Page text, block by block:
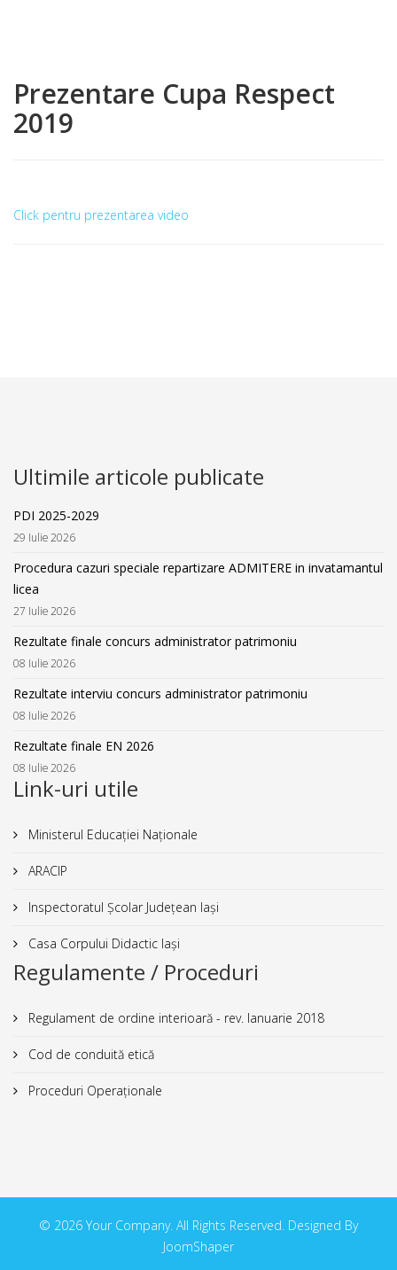
Prezentare Cupa Respect
2019
Click pentru prezentarea video
Ultimile articole publicate
PDI 2025-2029
29 Iulie 2026
Procedura cazuri speciale repartizare ADMITERE in invatamantul
licea
27 Iulie 2026
Rezultate finale concurs administrator patrimoniu
08 Iulie 2026
Rezultate interviu concurs administrator patrimoniu
08 Iulie 2026
Rezultate finale EN 2026
08 Iulie 2026
Link-uri utile
Ministerul Educației Naționale
ARACIP
Inspectoratul Școlar Județean Iași
Casa Corpului Didactic Iași
Regulamente / Proceduri
Regulament de ordine interioară - rev. Ianuarie 2018
Cod de conduită etică
Proceduri Operaționale
© 2026 Your Company. All Rights Reserved. Designed By
JoomShaper